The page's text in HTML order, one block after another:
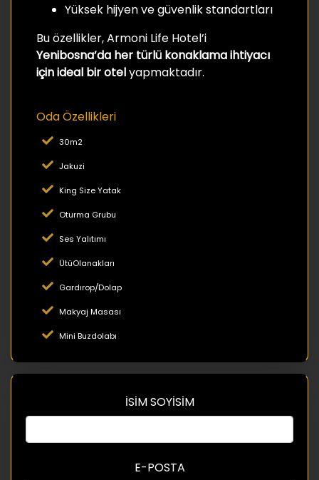
Yüksek hijyen ve güvenlik standartları
Bu özellikler, Armoni Life Hotel’i
Yenibosna’da her türlü konaklama ihtiyacı
için ideal bir otelyapmaktadır.
Oda Özellikleri
30m2
Jakuzi
King Size Yatak
Oturma Grubu
Ses Yalıtımı
ÜtüOlanakları
Gardırop/Dolap
Makyaj Masası
Mini Buzdolabı
İSİM SOYİSİM
E-POSTA